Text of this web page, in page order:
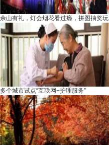
佘山有礼，灯会烟花看过瘾，拼图抽奖玩
多个城市试点“互联网+护理服务”